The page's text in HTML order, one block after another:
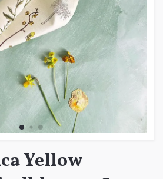
Yellow